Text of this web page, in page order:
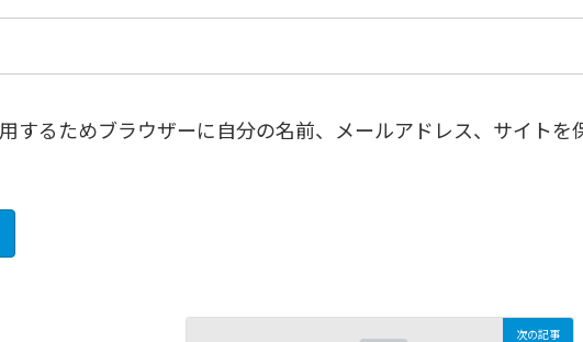
するためブラウザーに自分の名前、メールアドレス、サイトを
次の記事